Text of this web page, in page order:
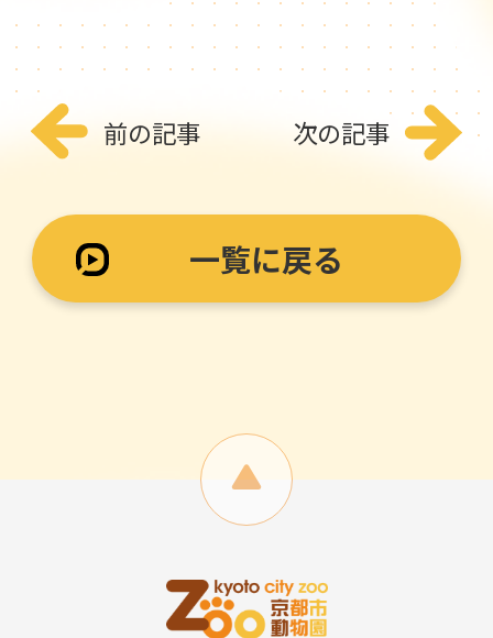
前の記事
一覧に戻る
次の記事